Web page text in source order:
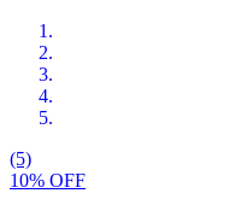
(5)
10% OFF